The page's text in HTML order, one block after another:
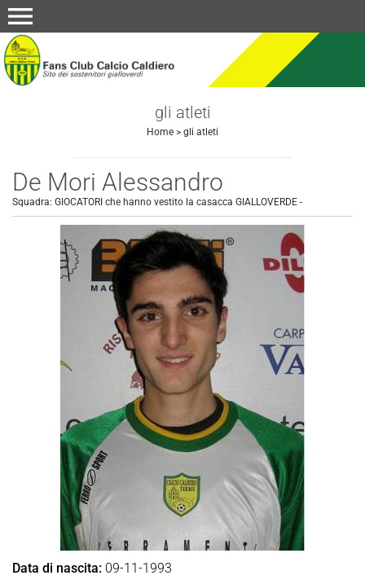
menu
gli atleti
Home > gli atleti
De Mori Alessandro
Squadra: GIOCATORI che hanno vestito la casacca GIALLOVERDE -
Data di nascita: 09-11-1993